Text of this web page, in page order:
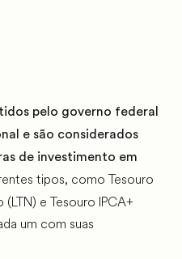
pelo governo federal
e são considerados
de investimento em
tipos, como Tesouro
(LTN) e Tesouro IPCA+
um com suas